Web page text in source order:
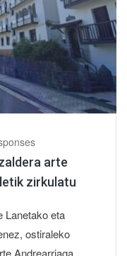
arte
zirkulatu
Lanetako eta
ostiraleko
Andrearriaga